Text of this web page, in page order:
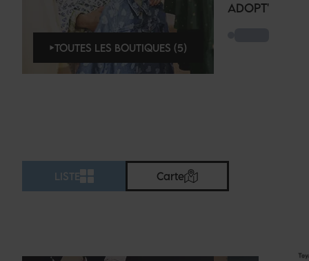
TOUTES LES BOUTIQUES (5)
ADOPT'
LISTE Carte